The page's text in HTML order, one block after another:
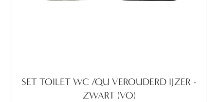
SET TOILET WC /QU VEROUDERD IJZER -
ZWART (VO)